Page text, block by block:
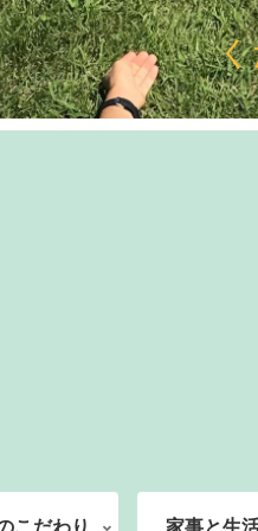
こだわり 家事と生